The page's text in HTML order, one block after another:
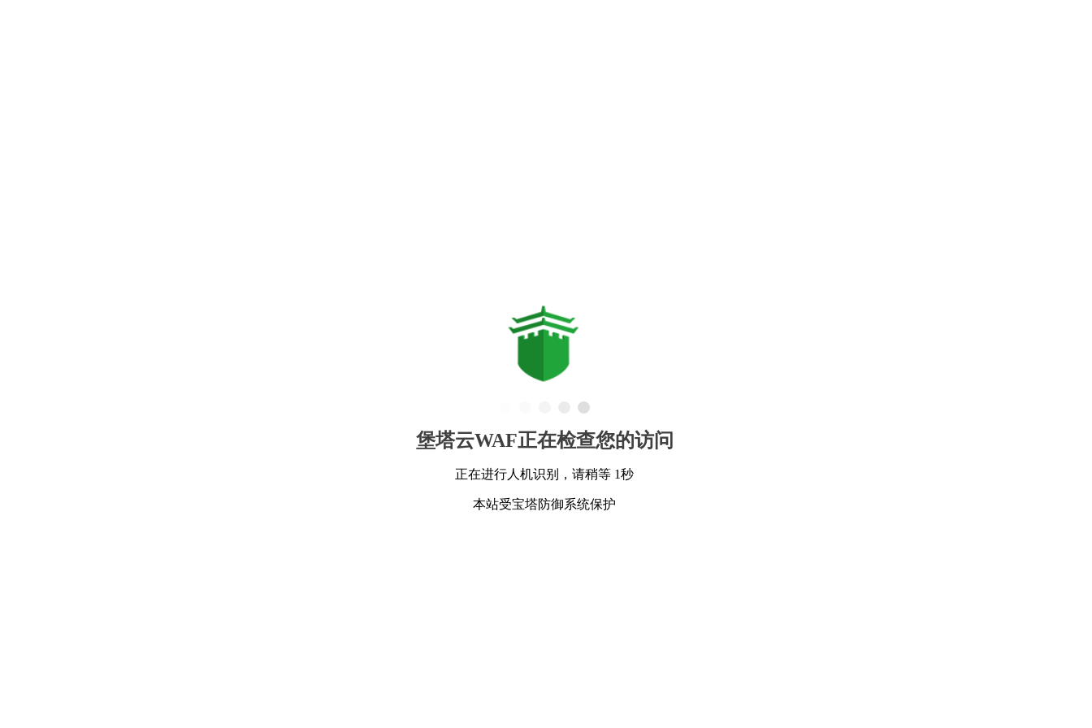
堡塔云WAF正在检查您的访问
正在进行人机识别，请稍等 1秒
本站受宝塔防御系统保护